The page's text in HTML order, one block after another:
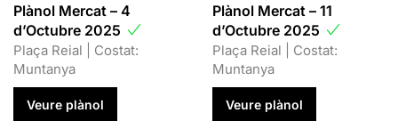
Plànol Mercat – 4
d’Octubre 2025
Plaça Reial | Costat:
Muntanya
Veure plànol
Plànol Mercat – 11
d’Octubre 2025
Plaça Reial | Costat:
Muntanya
Veure plànol